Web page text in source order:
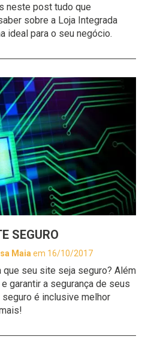
neste post tudo que
sobre a Loja Integrada
ideal para o seu negócio.
SEGURO
Maia em 16/10/2017
seu site seja seguro? Além
garantir a segurança de seus
é inclusive melhor